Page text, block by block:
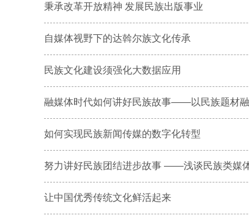
秉承改革开放精神 发展民族出版事业
自媒体视野下的达斡尔族文化传承
民族文化建设须强化大数据应用
融媒体时代如何讲好民族故事——以民族题材
如何实现民族新闻传媒的数字化转型
努力讲好民族团结进步故事 ——浅谈民族类媒
让中国优秀传统文化鲜活起来